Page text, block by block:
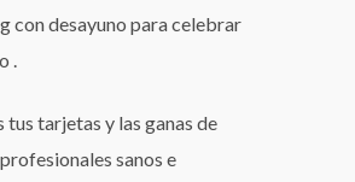
con desayuno para celebrar
.
tus tarjetas y las ganas de
sanos e